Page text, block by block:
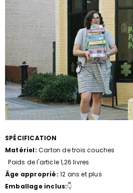
SPÉCIFICATION
Matériel: Carton de trois couches
Poids de l'article 1,26 livres
Âge approprié: 12 ans et plus
Emballage inclus:👇